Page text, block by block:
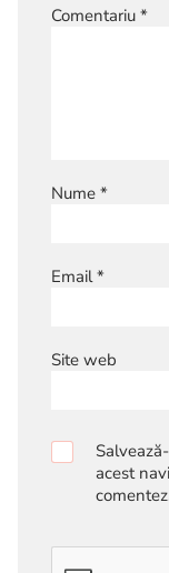
Comentariu *
Nume *
Email*
Site web
acest